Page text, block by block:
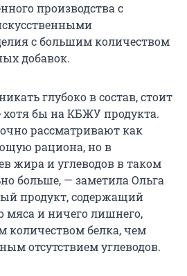
производства с
с большим количеством
добавок.
глубоко в состав, стоит
бы на КБЖУ продукта.
рассматривают как
рациона, но в
жира и углеводов в таком
больше, — заметила Ольга
продукт, содержащий
мяса и ничего лишнего,
количеством белка, чем
отсутствием углеводов.